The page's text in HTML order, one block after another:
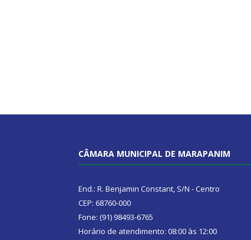
CÂMARA MUNICIPAL DE MARAPANIM
End.: R. Benjamin Constant, S/N - Centro
CEP: 68760-000
Fone: (91) 98493-6765
Horário de atendimento: 08:00 às 12:00